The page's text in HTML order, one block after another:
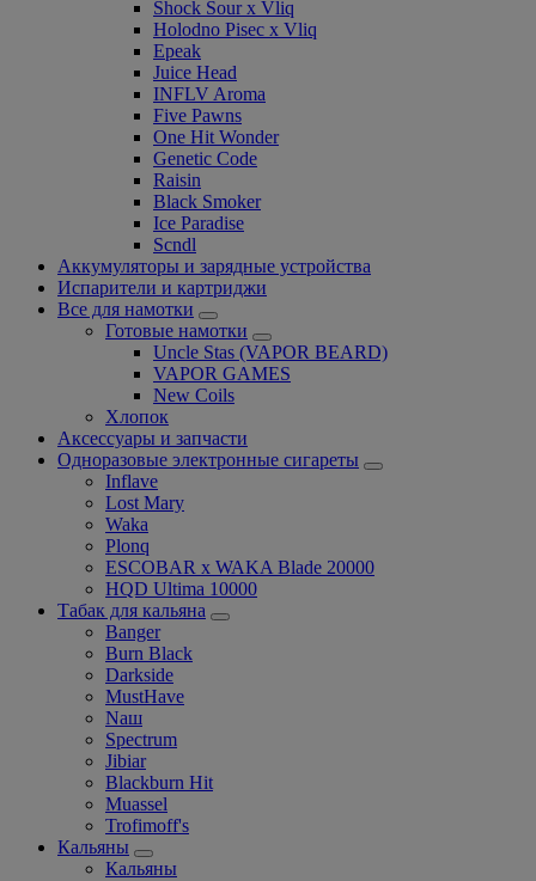
Shock Sour x Vliq
Holodno Pisec x Vliq
Epeak
Juice Head
INFLV Aroma
Five Pawns
One Hit Wonder
Genetic Code
Raisin
Black Smoker
Ice Paradise
Scndl
Аккумуляторы и зарядные устройства
Испарители и картриджи
Все для намотки
Готовые намотки
Uncle Stas (VAPOR BEARD)
VAPOR GAMES
New Coils
Хлопок
Аксессуары и запчасти
Одноразовые электронные сигареты
Inflave
Lost Mary
Waka
Plonq
ESCOBAR x WAKA Blade 20000
HQD Ultima 10000
Табак для кальяна
Banger
Burn Black
Darkside
MustHave
Nаш
Spectrum
Jibiar
Blackburn Hit
Muassel
Trofimoff's
Кальяны
Кальяны